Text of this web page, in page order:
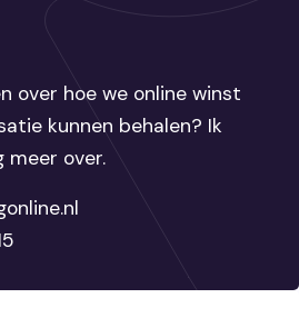
over hoe we online winst
kunnen behalen? Ik
meer over.